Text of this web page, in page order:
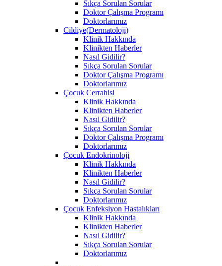
Sıkça Sorulan Sorular
Doktor Çalışma Programı
Doktorlarımız
Cildiye(Dermatoloji)
Klinik Hakkında
Klinikten Haberler
Nasıl Gidilir?
Sıkça Sorulan Sorular
Doktor Çalışma Programı
Doktorlarımız
Çocuk Cerrahisi
Klinik Hakkında
Klinikten Haberler
Nasıl Gidilir?
Sıkça Sorulan Sorular
Doktor Çalışma Programı
Doktorlarımız
Çocuk Endokrinoloji
Klinik Hakkında
Klinikten Haberler
Nasıl Gidilir?
Sıkça Sorulan Sorular
Doktorlarımız
Çocuk Enfeksiyon Hastalıkları
Klinik Hakkında
Klinikten Haberler
Nasıl Gidilir?
Sıkça Sorulan Sorular
Doktorlarımız